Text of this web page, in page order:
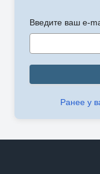
Введите ваш e-
Ранее у